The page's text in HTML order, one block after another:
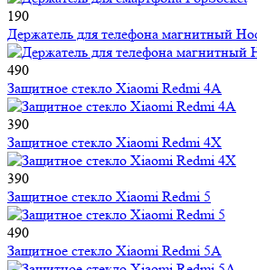
190
Держатель для телефона магнитный
490
Защитное стекло Xiaomi Redmi 4A
390
Защитное стекло Xiaomi Redmi 4X
390
Защитное стекло Xiaomi Redmi 5
490
Защитное стекло Xiaomi Redmi 5A